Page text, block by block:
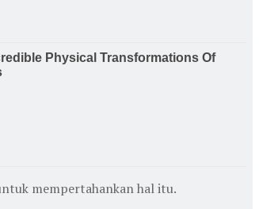
mempertahankan hal itu.